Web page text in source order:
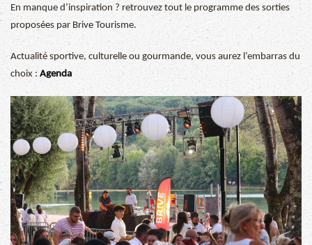
En manque d’inspiration ? retrouvez tout le programme des sorties
proposées par Brive Tourisme.
Actualité sportive, culturelle ou gourmande, vous aurez l’embarras du
choix : Agenda